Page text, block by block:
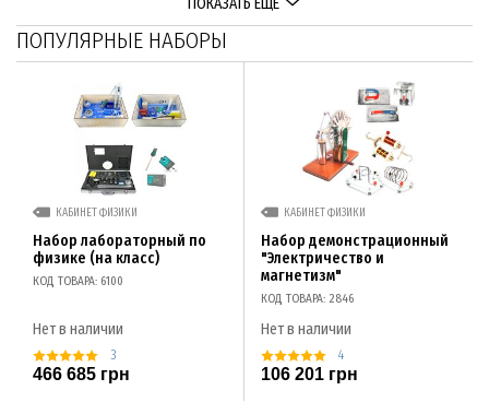
ПОКАЗАТЬ ЕЩЕ
ПОПУЛЯРНЫЕ НАБОРЫ
КАБИНЕТ ФИЗИКИ
Набор лабораторный по
физике (на класс)
КОД ТОВАРА: 6100
Нет в наличии
3
466 685 грн
КАБИНЕТ ФИЗИКИ
Набор демонстрационный
"Электричество и
магнетизм"
КОД ТОВАРА: 2846
Нет в наличии
4
106 201 грн